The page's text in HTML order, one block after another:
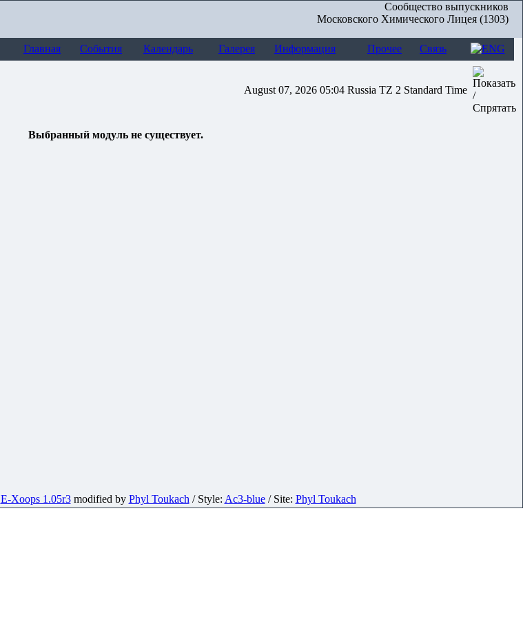
Сообщество выпускников
Московского Химического Лицея (1303)
Главная События Календарь Галерея Информация Прочее
Связь
August 07, 2026 05:04 Russia TZ 2 Standard Time
Выбранный модуль не существует.
E-Xoops 1.05r3modified by Phyl Toukach / Style: Ac3-blue/ Site: Phyl Toukach